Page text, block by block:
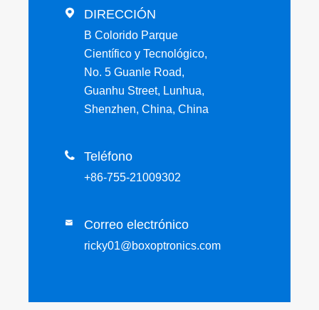
 DIRECCIÓN
B Colorido Parque
Científico y Tecnológico,
No. 5 Guanle Road,
Guanhu Street, Lunhua,
Shenzhen, China, China
 Teléfono
+86-755-21009302
 Correo electrónico
ricky01@boxoptronics.com